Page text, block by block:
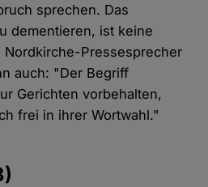
sprechen. Das
dementieren, ist keine
Pressesprecher
auch: "Der Begriff
Gerichten vorbehalten,
frei in ihrer Wortwahl."